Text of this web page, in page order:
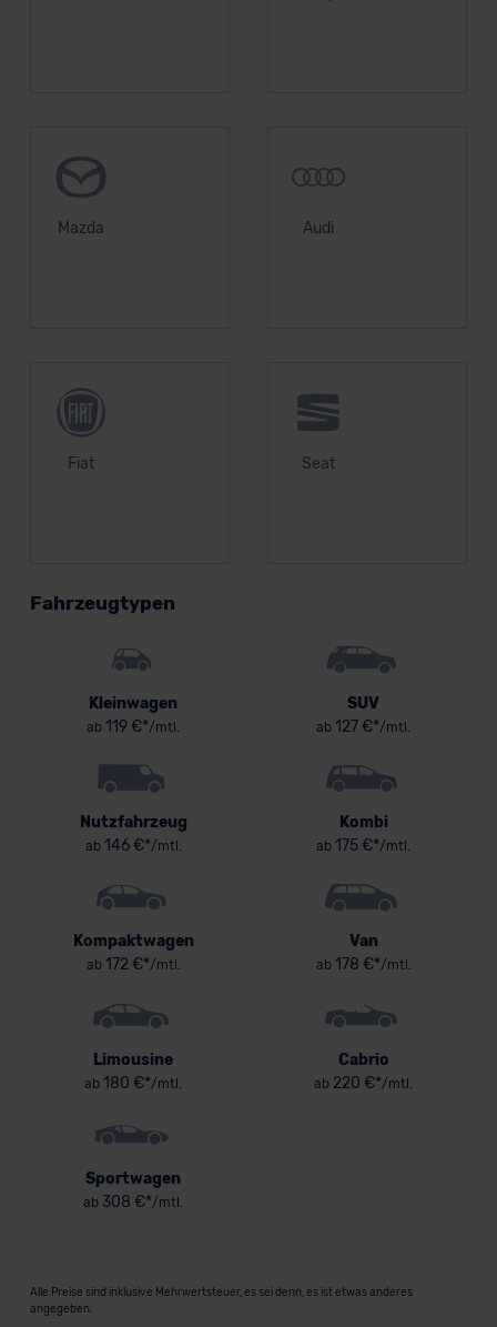
Mazda Audi
Fiat Seat
Fahrzeugtypen
Kleinwagen
ab 119 €*/mtl.
SUV
ab 127 €*/mtl.
Nutzfahrzeug
ab146 €*/mtl.
Kombi
ab 175 €*/mtl.
Kompaktwagen
ab172 €*/mtl.
Van
ab178 €*/mtl.
Limousine
ab 180 €*/mtl.
Cabrio
ab 220 €*/mtl.
Sportwagen
ab 308 €*/mtl.
Alle Preise sind inklusive Mehrwertsteuer, es sei denn, es ist etwas anderes
angegeben.